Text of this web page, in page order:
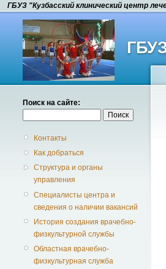
ГБУЗ "Кузбасский клинический центр
Поиск на сайте:
Контакты
Как добраться
Структура и органы
управления
Специалисты центра и
сведения о наличии вакансий
История создания врачебно-
физкультурной службы
Областная врачебно-
физкультурная служба